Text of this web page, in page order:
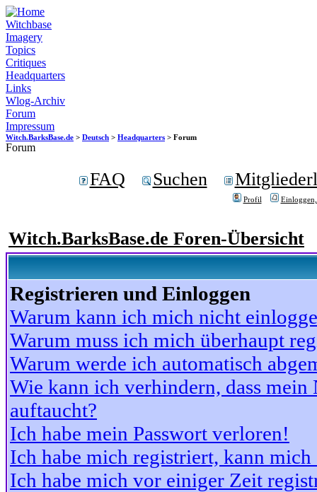
Witchbase
Imagery
Topics
Critiques
Headquarters
Links
Wlog-Archiv
Forum
Impressum
Witch.BarksBase.de > Deutsch > Headquarters > Forum
Forum
FAQ Suchen
Profil
Witch.BarksBase.de Foren-Übersicht
Registrieren und Einloggen
Warum kann ich mich nicht
Warum muss ich mich überhaupt
Warum werde ich automatisch
Wie kann ich verhindern, dass
auftaucht?
Ich habe mein Passwort verloren!
Ich habe mich registriert, kann
Ich habe mich vor einiger Zeit